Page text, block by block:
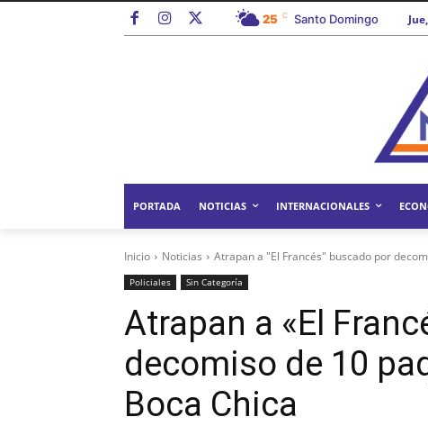
25 C Santo Domingo
PORTADA NOTICIAS INTERNACIONALES
Inicio Noticias Atrapan a "El Francés" buscado por
Policiales Sin Categoría
Atrapan a «El
decomiso de 10
Boca Chica